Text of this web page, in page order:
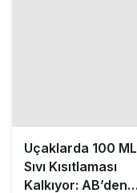
Uçaklarda 100 ML
Sıvı Kısıtlaması
Kalkıyor: AB’den